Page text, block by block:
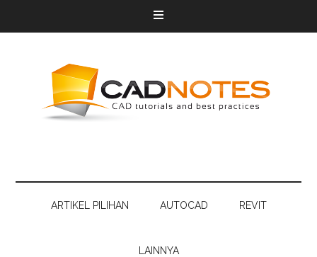
ARTIKEL PILIHAN AUTOCAD REVIT
LAINNYA